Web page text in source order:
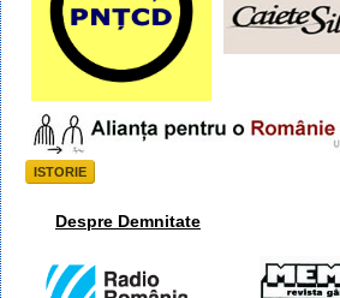
ISTORIE
Despre Demnitate